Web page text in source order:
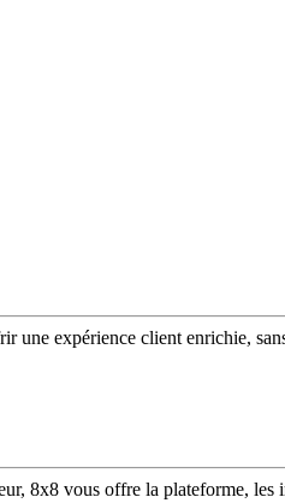
une expérience client enrichie,
8x8 vous offre la plateforme,